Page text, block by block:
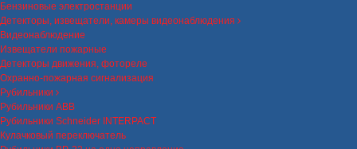
Бензиновые электростанции
Детекторы, извещатели, камеры видеонаблюдения
Видеонаблюдение
Извещатели пожарные
Детекторы движения, фотореле
Охранно-пожарная сигнализация
Рубильники
Рубильники ABB
Рубильники Schneider INTERPACT
Кулачковый переключатель